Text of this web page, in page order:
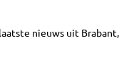
nieuws uit Brabant,